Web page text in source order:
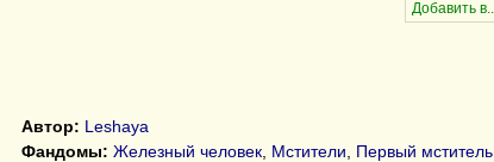
Автор: Leshaya
Фандомы: Железный человек Мстители
Первый мститель